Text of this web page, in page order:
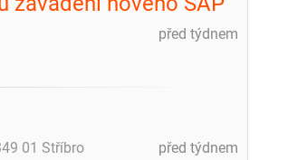
před týdnem
před týdnem
01 Stříbro